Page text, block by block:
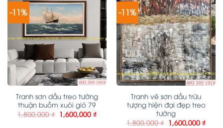
-11%
Tranh sơn dầu treo tường
thuận buồm xuôi gió 79
1,800,000₫ 1,600,000 ₫
-11%
Tranh vẽ sơn dầu trừu
tượng hiện đại đẹp treo
tường
1,800,000₫ 1,600,000 ₫